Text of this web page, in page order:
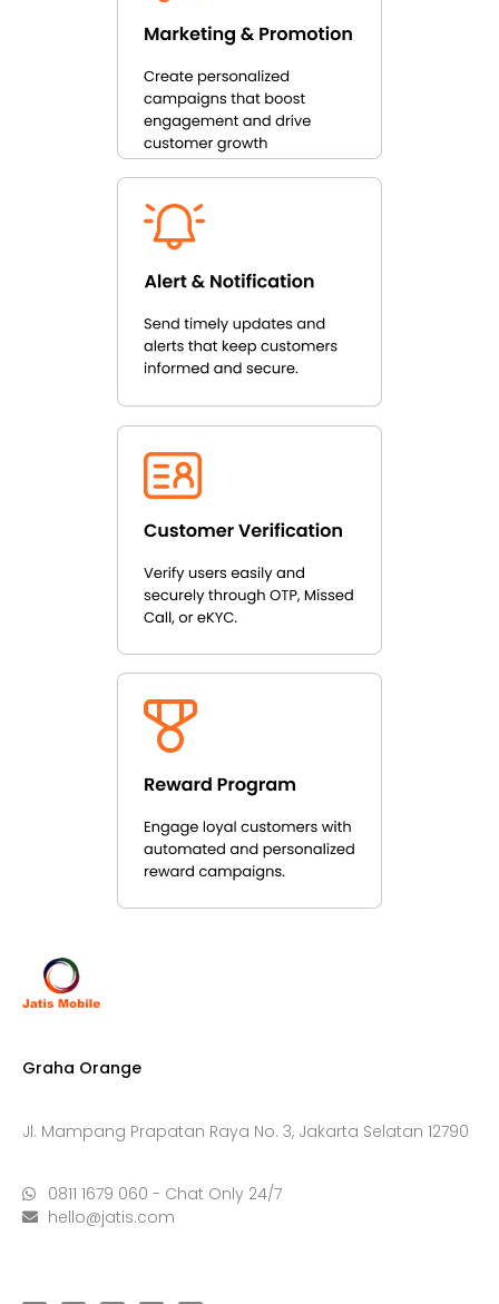
Graha Orange
Jl. Mampang Prapatan Raya No. 3, Jakarta Selatan 12790
0811 1679 060 - Chat Only 24/7
hello@jatis.com